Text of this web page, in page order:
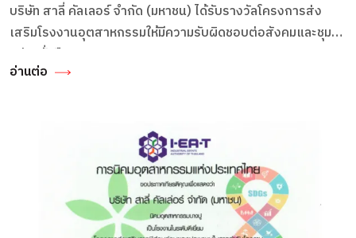
บริษัท สาลี่ คัลเลอร์ จำกัด (มหาชน) ได้รับรางวัลโครงการส่ง
เสริมโรงงานอุตสาหกรรมให้มีความรับผิดชอบต่อสังคมและชุมชน
อย่างยั่งยืน
อ่านต่อ